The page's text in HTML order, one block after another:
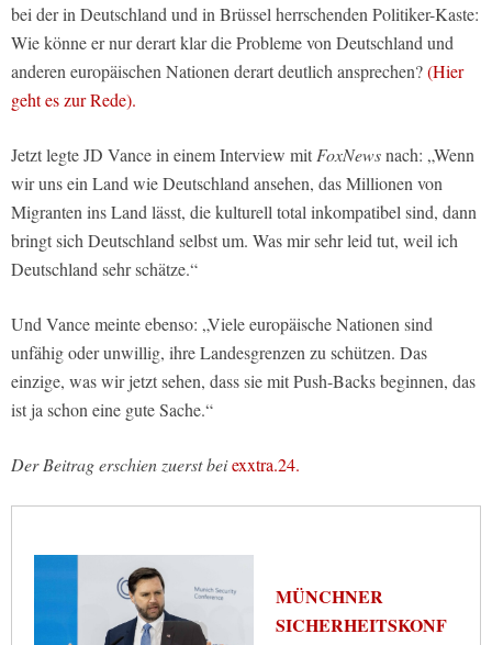
bei der in Deutschland und in Brüssel herrschenden Politiker-Kaste:
Wie könne er nur derart klar die Probleme von Deutschland und
anderen europäischen Nationen derart deutlich ansprechen?(Hier
geht es zur Rede).
Jetzt legte JD Vance in einem Interview mitFoxNewsnach: „Wenn
wir uns ein Land wie Deutschland ansehen, das Millionen von
Migranten ins Land lässt, die kulturell total inkompatibel sind, dann
bringt sich Deutschland selbst um. Was mir sehr leid tut, weil ich
Deutschland sehr schätze.“
Und Vance meinte ebenso: „Viele europäische Nationen sind
unfähig oder unwillig, ihre Landesgrenzen zu schützen. Das
einzige, was wir jetzt sehen, dass sie mit Push-Backs beginnen, das
ist ja schon eine gute Sache.“
Der Beitrag erschien zuerst beiexxtra.24.
MÜNCHNER
SICHERHEITSKONF